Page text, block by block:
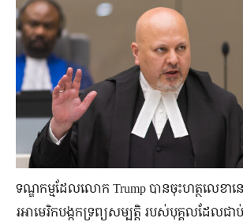
ទណ្ឌកម្មដែលលោក Trump បានចុះហត្ថលេខានោ
រអាមេរិកបង្កកទ្រព្យសម្បត្តិ របស់បុគ្គលដែលជ